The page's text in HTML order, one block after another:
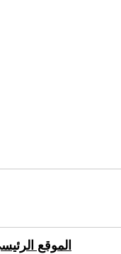
الموقع